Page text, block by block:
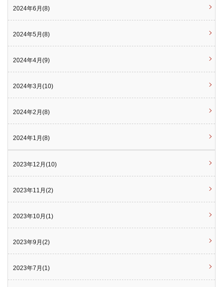
2024年6月(8)
2024年5月(8)
2024年4月(9)
2024年3月(10)
2024年2月(8)
2024年1月(8)
2023年12月(10)
2023年11月(2)
2023年10月(1)
2023年9月(2)
2023年7月(1)